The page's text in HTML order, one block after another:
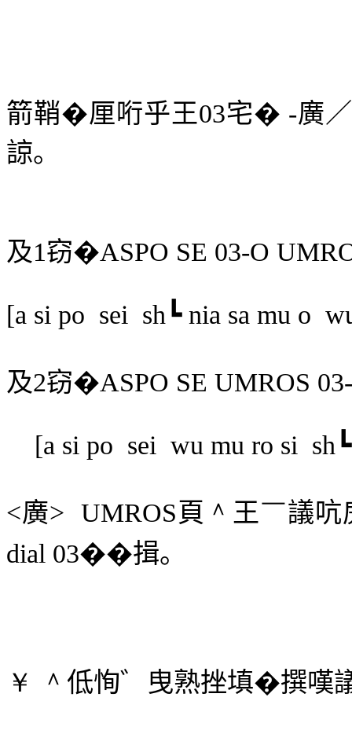
箭鞘�厘哘乎王03宅� ‐廣
諒。
及1窃�ASPO SE 03-O
[a si po sei sh┗ nia sa mu o
及2窃�ASPO SE UMROS
[a si po sei wu mu ro si
<廣> UMROS 頁 ＾ 王￣議吭
dial 03��揖。
￥ ＾ 低恂゛曳熟挫填�撰嘆